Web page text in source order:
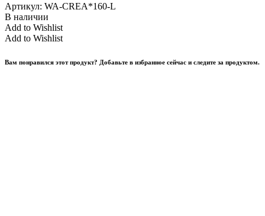
Артикул: WA-CREA*160-L
В наличии
Add to Wishlist
Add to Wishlist
Вам понравился этот продукт? Добавьте в избранное сейчас и следите за продуктом.